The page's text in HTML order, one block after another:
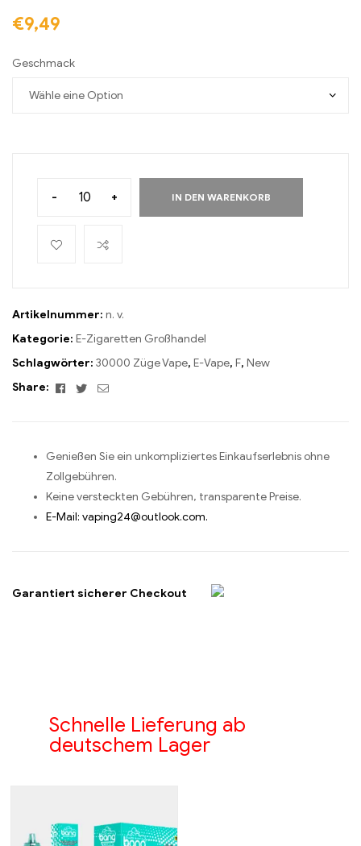
€9,49
Geschmack
- + IN DEN WARENKORB
Artikelnummer: n. v.
Kategorie: E-Zigaretten Großhandel
Schlagwörter: 30000 Züge Vape, E-Vape, F, New
Share:
Facebook
TwitterEmail
Genießen Sie ein unkompliziertes Einkaufserlebnis ohne
Zollgebühren.
Keine versteckten Gebühren, transparente Preise.
E-Mail: vaping24@outlook.com.
Garantiert sicherer Checkout
Schnelle Lieferung ab
deutschem Lager